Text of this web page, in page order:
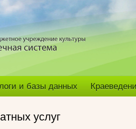
и базы данных
услуг